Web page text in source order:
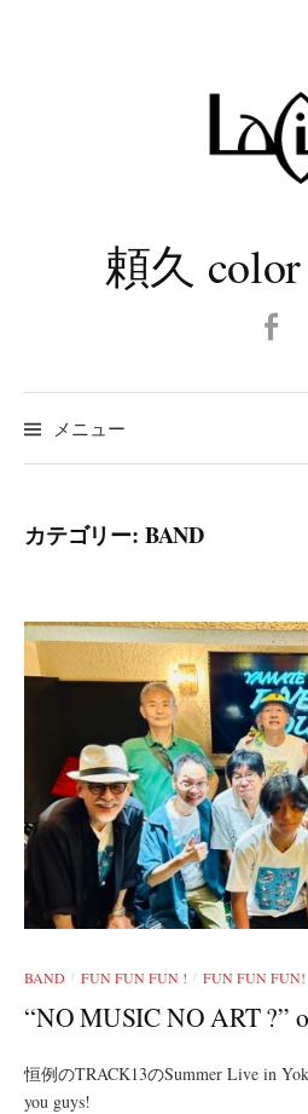
頼久
メニュー
カテゴリー: BAND
BAND / FUN FUN FUN ! / FUN FUN FUN!
“NO MUSIC NO ART ?”
恒例のTRACK13のSummer Live in
you guys!